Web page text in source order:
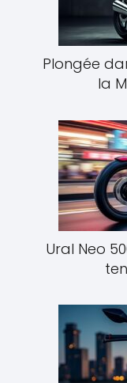
Plongée
la
Ural Neo